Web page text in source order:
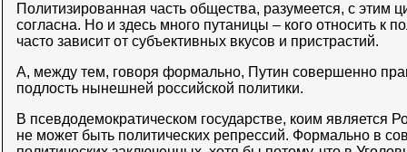
Политизированная часть общества, разумеется, с этим
согласна. Но и здесь много путаницы – кого относить к
часто зависит от субъективных вкусов и пристрастий.
А, между тем, говоря формально, Путин совершенно
подлость нынешней российской политики.
В псевдодемократическом государстве, коим является
не может быть политических репрессий. Формально в